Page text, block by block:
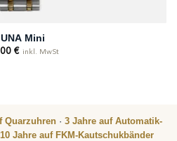
Mini
€ inkl. MwSt
Quarzuhren· 3 Jahre auf Automatik-
10 Jahre auf FKM-Kautschukbänder